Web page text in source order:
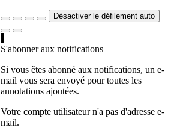
Désactiver le défilement auto
S'abonner aux notifications
Si vous êtes abonné aux notifications, un e-
mail vous sera envoyé pour toutes les
annotations ajoutées.
Votre compte utilisateur n'a pas d'adresse e-
mail.